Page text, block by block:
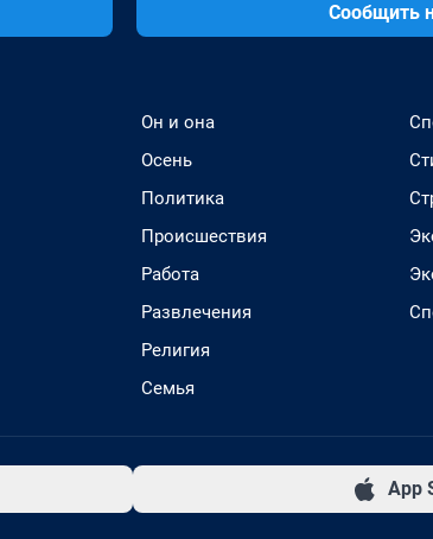
Сообщить
Он и она
Осень
Политика
Происшествия
Работа
Развлечения
Религия
Семья
App